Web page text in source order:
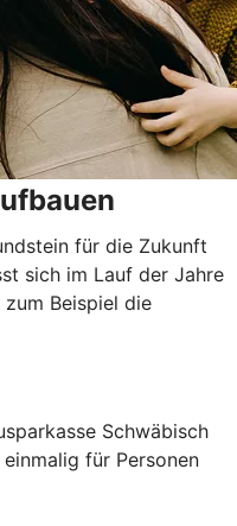
für die Zukunft
sich im Lauf der Jahre
Beispiel die
Schwäbisch
für Personen